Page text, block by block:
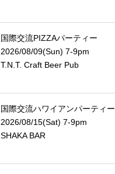
国際交流PIZZAパーティー
2026/08/09(Sun) 7-9pm
T.N.T. Craft Beer Pub
国際交流ハワイアンパーティー
2026/08/15(Sat) 7-9pm
SHAKA BAR